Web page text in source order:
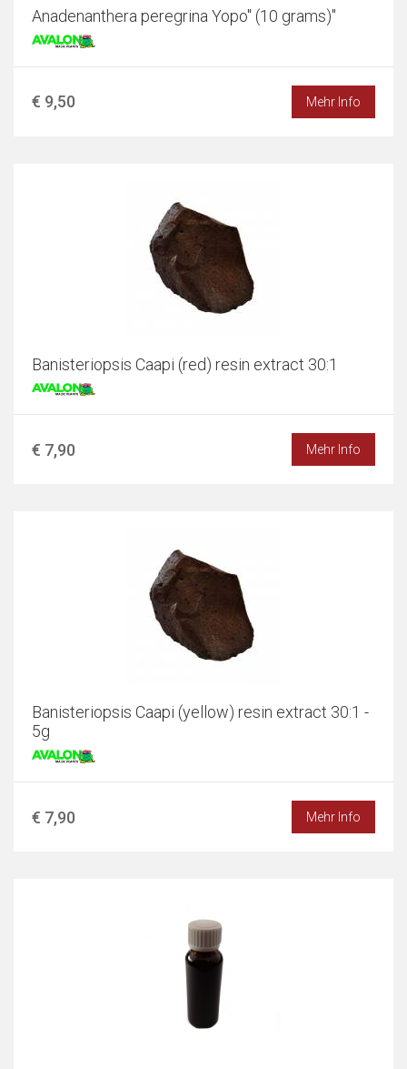
Anadenanthera peregrina Yopo" (10 grams)"
€ 9,50 Mehr Info
Banisteriopsis Caapi (red) resin extract 30:1
€ 7,90 Mehr Info
Banisteriopsis Caapi (yellow) resin extract 30:1 -
5g
€ 7,90 Mehr Info